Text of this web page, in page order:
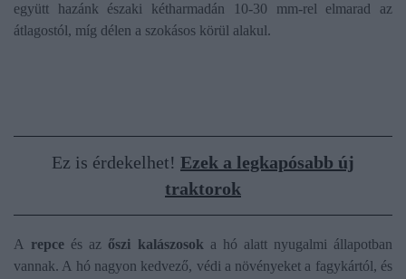
együtt hazánk északi kétharmadán 10-30 mm-rel elmarad az
átlagostól, míg délen a szokásos körül alakul.
Ez is érdekelhet! Ezek a legkapósabb új
traktorok
A repce és az őszi kalászosok a hó alatt nyugalmi állapotban
vannak. A hó nagyon kedvező, védi a növényeket a fagykártól, és